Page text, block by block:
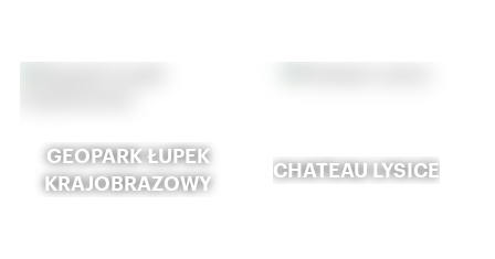
GEOPARK ŁUPEK
KRAJOBRAZOWY
CHATEAU LYSICE